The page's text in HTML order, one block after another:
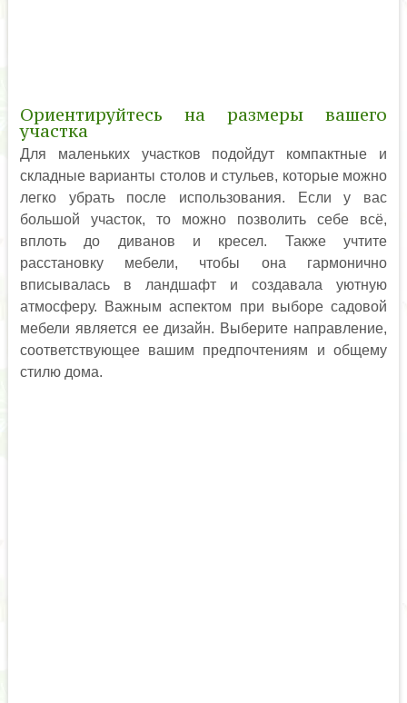
Ориентируйтесь на размеры вашего
участка
Для маленьких участков подойдут компактные и
складные варианты столов и стульев, которые можно
легко убрать после использования. Если у вас
большой участок, то можно позволить себе всё,
вплоть до диванов и кресел. Также учтите
расстановку мебели, чтобы она гармонично
вписывалась в ландшафт и создавала уютную
атмосферу. Важным аспектом при выборе садовой
мебели является ее дизайн. Выберите направление,
соответствующее вашим предпочтениям и общему
стилю дома.